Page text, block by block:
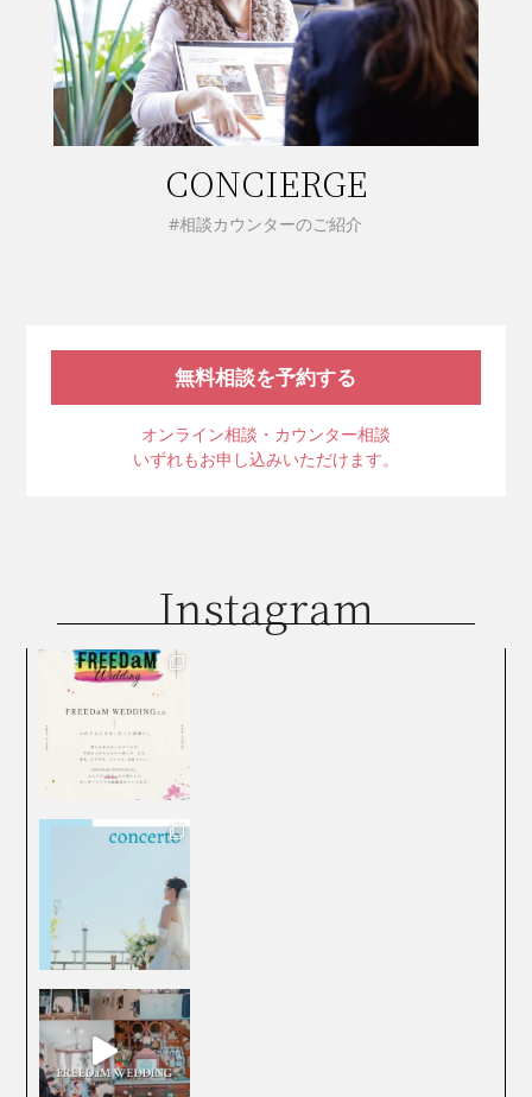
CONCIERGE
#相談カウンターのご紹介
無料相談を予約する
オンライン相談・カウンター相談
いずれもお申し込みいただけます。
Instagram